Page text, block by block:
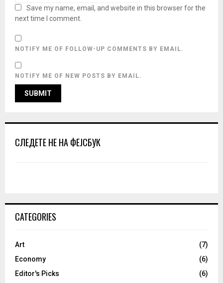
Save my name, email, and website in this browser for the
next time I comment.
NOTIFY ME OF FOLLOW-UP COMMENTS BY EMAIL.
NOTIFY ME OF NEW POSTS BY EMAIL.
СЛЕДЕТЕ НЕ НА ФЕЈСБУК
CATEGORIES
Art
(7)
Economy
(6)
Editor's Picks
(6)